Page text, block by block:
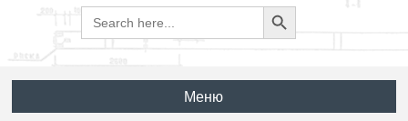
Search
for:
Search
Button
Меню